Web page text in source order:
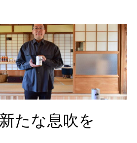
たな息吹を